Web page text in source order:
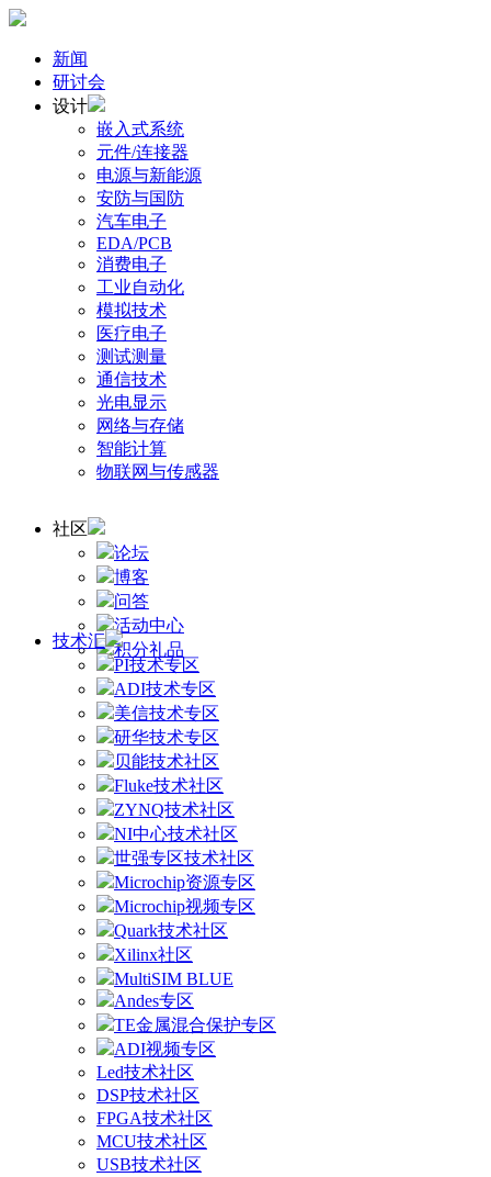
新闻
研讨会
设计
嵌入式系统
元件/连接器
电源与新能源
安防与国防
汽车电子
EDA/PCB
消费电子
工业自动化
模拟技术
医疗电子
测试测量
通信技术
光电显示
网络与存储
智能计算
物联网与传感器
社区
论坛
博客
问答
活动中心
积分礼品
技术汇
PI技术专区
ADI技术专区
美信技术专区
研华技术专区
贝能技术社区
Fluke技术社区
ZYNQ技术社区
NI中心技术社区
世强专区技术社区
Microchip资源专区
Microchip视频专区
Quark技术社区
Xilinx社区
MultiSIM BLUE
Andes专区
TE金属混合保护专区
ADI视频专区
Led技术社区
DSP技术社区
FPGA技术社区
MCU技术社区
USB技术社区